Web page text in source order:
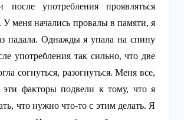
после употребления проявляться
У меня начались провалы в памяти, я
падала. Однажды я упала на спину
употребления так сильно, что две
согнуться, разогнуться. Меня все,
эти факторы подвели к тому, что я
что нужно что-то с этим делать. Я